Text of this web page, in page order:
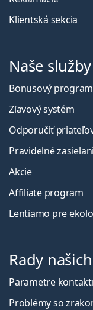
Klientská sekcia
Naše služby
Bonusový program
Zľavový systém
Odporučiť
Pravidelné
Akcie
Affiliate program
Lentiamo pre
Rady
Parametre
Problémy so